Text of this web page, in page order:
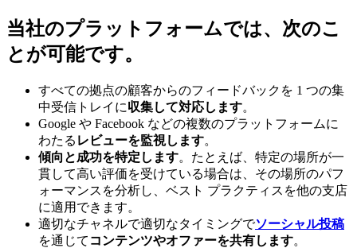
当社のプラットフォームでは、次のこ
とが可能です。
すべての拠点の顧客からのフィードバックを 1 つの集
中受信トレイに収集して対応します。
Google や Facebook などの複数のプラットフォームに
わたる レビューを監視します。
傾向と成功を特定します。たとえば、特定の場所が一
貫して高い評価を受けている場合は、その場所のパフ
ォーマンスを分析し、ベスト プラクティスを他の支店
に適用できます。
適切なチャネルで適切なタイミングでソーシャル投稿
を通じて コンテンツやオファーを共有します。